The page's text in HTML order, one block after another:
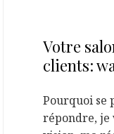
Votre
clients:
Pourquoi se
répondre, je